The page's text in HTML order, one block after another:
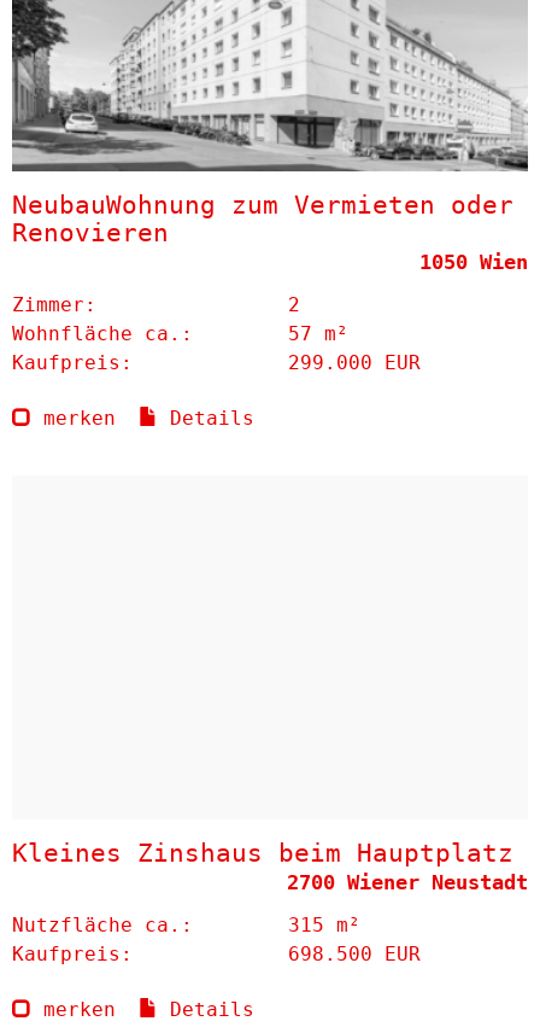
NeubauWohnung zum Vermieten oder
Renovieren
1050 Wien
Zimmer:
2
Wohnfläche ca.:
57 m²
Kaufpreis:
299.000 EUR
merken Details
Kleines Zinshaus beim Hauptplatz
2700 Wiener Neustadt
Nutzfläche ca.:
315 m²
Kaufpreis:
698.500 EUR
merken Details